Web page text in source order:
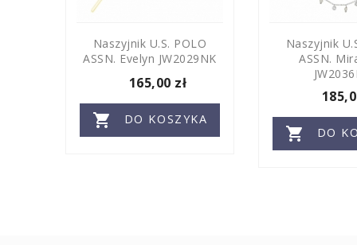
Naszyjnik U.S. POLO
ASSN. Evelyn JW2029NK
165,00 zł
 DO KOSZYKA
Naszyjnik
ASSN.
 DO